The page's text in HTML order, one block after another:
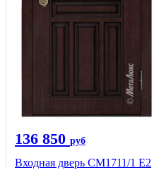
136 850 руб
Входная дверь CМ1711/1 Е2